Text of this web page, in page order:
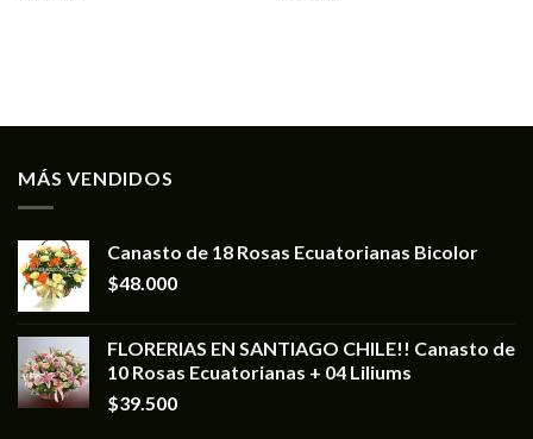
MÁS VENDIDOS
Canasto de 18 Rosas Ecuatorianas Bicolor
$48.000
FLORERIAS EN SANTIAGO CHILE!! Canasto de
10 Rosas Ecuatorianas + 04 Liliums
$39.500